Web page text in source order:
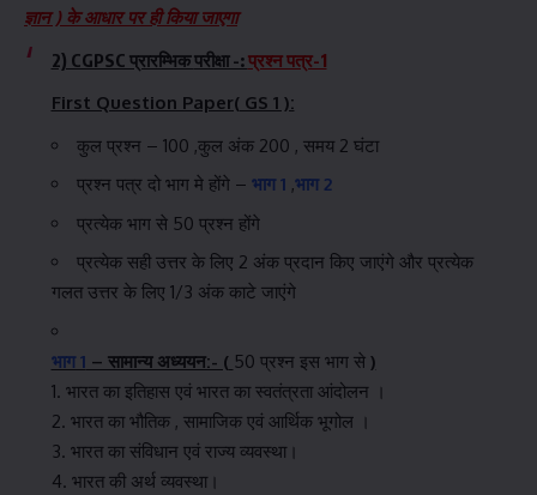
ज्ञान ) के आधार पर ही किया जाएगा
2) CGPSC प्रारम्भिकपरीक्षा -:प्रश्न पत्र-1
First Question Paper( GS 1 ):
कुल प्रश्न – 100 ,कुल अंक 200 , समय 2 घंटा
प्रश्न पत्र दो भाग मे होंगे – भाग 1 ,भाग 2
प्रत्येक भाग से 50 प्रश्न होंगे
प्रत्येक सही उत्तर के लिए 2 अंक प्रदान किए जाएंगे और प्रत्येक
गलत उत्तर के लिए 1/3 अंक काटे जाएंगे
भाग 1 – सामान्य अध्ययन:- ( 50 प्रश्न इस भाग से )
1. भारत का इतिहास एवं भारत का स्वतंत्रता आंदोलन ।
2. भारत का भौतिक , सामाजिक एवं आर्थिक भूगोल ।
3. भारत का संविधान एवं राज्य व्यवस्था।
4. भारत की अर्थ व्यवस्था।